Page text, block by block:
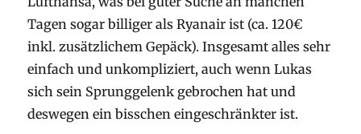
Tagen sogar billiger als Ryanair ist (ca. 120€
inkl. zusätzlichem Gepäck). Insgesamt alles sehr
einfach und unkompliziert, auch wenn Lukas
sich sein Sprunggelenk gebrochen hat und
deswegen ein bisschen eingeschränkter ist.